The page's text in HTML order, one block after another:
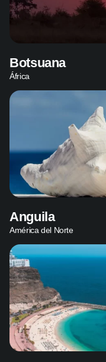
Botsuana
África
Anguila
América del Norte